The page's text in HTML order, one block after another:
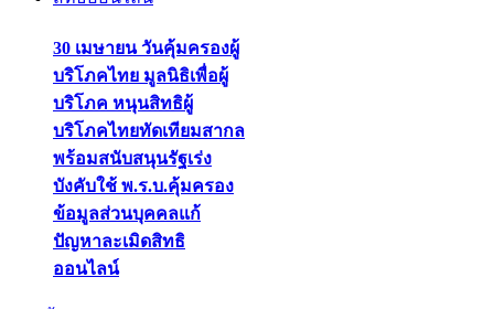
30 เมษายน วันคุ้มครองผู้
บริโภคไทย มูลนิธิเพื่อผู้
บริโภค หนุนสิทธิผู้
บริโภคไทยทัดเทียมสากล
พร้อมสนับสนุนรัฐเร่ง
บังคับใช้ พ.ร.บ.คุ้มครอง
ข้อมูลส่วนบุคคลแก้
ปัญหาละเมิดสิทธิ
ออนไลน์